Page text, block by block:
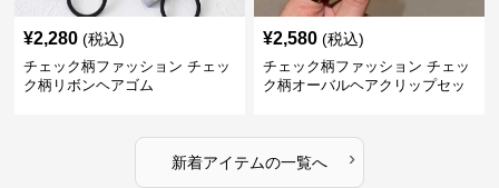
¥2,280 (税込)
チェック柄ファッション チェッ
ク柄リボンヘアゴム
¥2,580 (税込)
チェック柄ファッション チェッ
ク柄オーバルヘアクリップセッ
新着アイテムの一覧へ ›